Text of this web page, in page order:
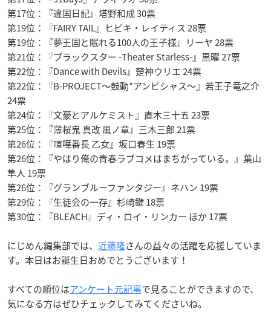
第17位：『違国日記』塔野和成 30票
第19位：『FAIRY TAIL』ヒビキ・レイティス 28票
第19位：『夢王国と眠れる100人の王子様』リーヤ 28票
第21位：『ブラックスター -Theater Starless-』黒曜 27票
第22位：『Dance with Devils』楚神ウリエ 24票
第22位：『B-PROJECT〜鼓動*アンビシャス〜』若王子竜之介
24票
第24位：『文豪とアルケミスト』直木三十五 23票
第25位：『薄桜鬼 真改 風ノ章』三木三郎 21票
第26位：『喧嘩番長 乙女』坂口春生 19票
第26位：『やはり俺の青春ラブコメはまちがっている。』葉山
隼人 19票
第26位：『グランブルーファンタジー』ネハン 19票
第29位：『生徒会の一存』杉崎鍵 18票
第30位：『BLEACH』ディ・ロイ・リンカー ほか 17票
にじめん編集部では、 近藤隆さんの益々の活躍を応援していま
す。本日はお誕生日おめでとうございます！
すべての順位はアンケート元記事で見ることができますので、
気になる方はぜひチェックしてみてくださいね。